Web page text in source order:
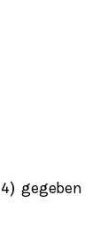
4) gegeben